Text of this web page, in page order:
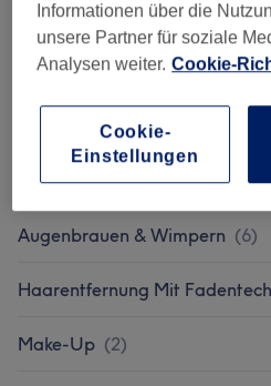
Damen - Coloration & Farbe (
Herren - Haarschnitt& Bart (7)
Kinder - Haarschnitte & Stylings
Haarkuren & Pflege (4)
Augenbrauen & Wimpern (6)
Haarentfernung Mit
Make-Up (2)
Informationen über die
unsere Partner für soziale
Analysen weiter. Cookie-
Cookie-
Einstellungen